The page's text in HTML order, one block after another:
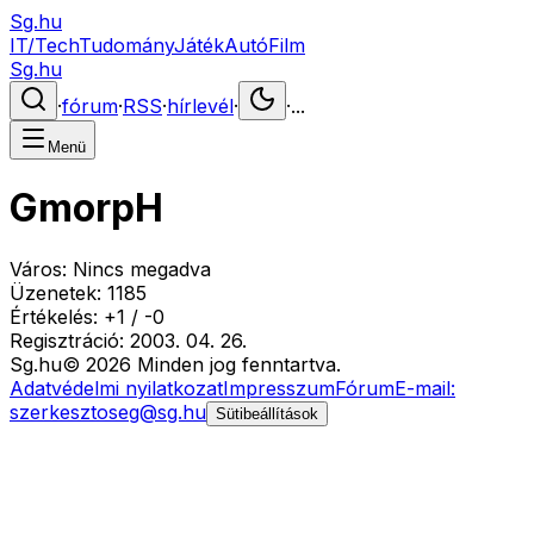
Sg.hu
IT/TechTudományJátékAutóFilm
Sg.hu
·fórum·RSS·hírlevél· ·...
Menü
GmorpH
Város: Nincs megadva
Üzenetek: 1185
Értékelés: +1 / -0
Regisztráció: 2003. 04. 26.
Sg.hu© 2026 Minden jog fenntartva.
Adatvédelmi nyilatkozatImpresszumFórumE-mail:
szerkesztoseg@sg.hu Sütibeállítások